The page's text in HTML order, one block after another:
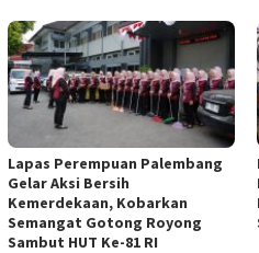
Lapas Perempuan Palembang
Gelar Aksi Bersih
Kemerdekaan, Kobarkan
Semangat Gotong Royong
Sambut HUT Ke-81 RI